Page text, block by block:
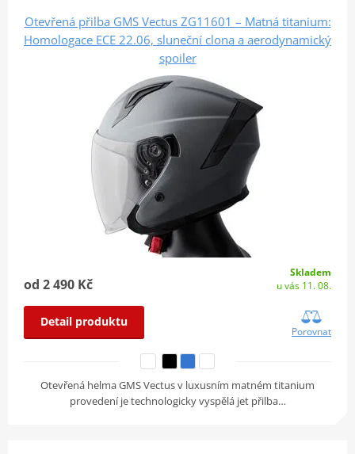
Otevřená přilba GMS Vectus ZG11601 – Matná titanium:
Homologace ECE 22.06, sluneční clona a aerodynamický
spoiler
od 2 490 Kč
Skladem
u vás 11. 08.
Detail produktu
Porovnat
Otevřená helma GMS Vectus v luxusním matném titanium
provedení je technologicky vyspělá jet přilba…